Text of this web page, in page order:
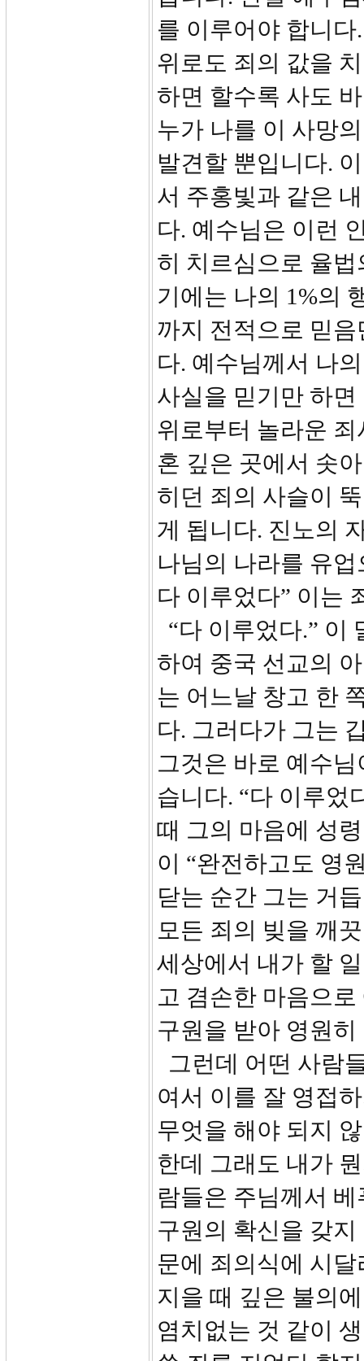
를 이루어야 합니
위로도 죄의 값을
하면 할수록 사도
누가 나를 이 사망
발견할 뿐입니다.
서 주홍빛과 같은
다. 예수님은 이런
히 치르심으로 율
기에는 나의 1%의
까지 전적으로 믿
다. 예수님께서 나
사실을 믿기만 하
위로부터 놀라운
혼 깊은 곳에서 솟
히던 죄의 사슬이
게 됩니다. 진노의
나님의 나라를 유
다 이루었다” 이는
“다 이루었다.” 이
하여 중국 선교의
는 어느날 창고 한
다. 그러다가 그는
그것은 바로 예수
습니다. “다 이루었
때 그의 마음에 성
이 “완전하고도 영
닫는 순간 그는 거
모든 죄의 빚을 깨
세상에서 내가 할
고 겸손한 마음으
구원을 받아 영원
그런데 어떤 사람
여서 이를 잘 영접
무엇을 해야 되지
한데 그래도 내가
람들은 주님께서
구원의 확신을 갖
문에 죄의식에 시
지을 때 깊은 불의
염치없는 것 같이